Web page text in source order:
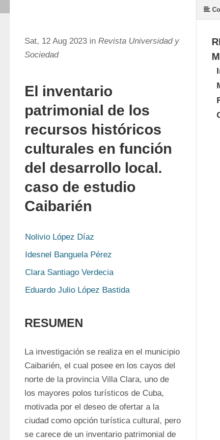
Sat, 12 Aug 2023 in Revista Universidad y
Sociedad
El inventario
patrimonial de los
recursos históricos
culturales en función
del desarrollo local.
caso de estudio
Caibarién
Nolivio López Díaz
Idesnel Banguela Pérez
Clara Santiago Verdecia
Eduardo Julio López Bastida
RESUMEN
La investigación se realiza en el municipio
Caibarién, el cual posee en los cayos del
norte de la provincia Villa Clara, uno de
los mayores polos turísticos de Cuba,
motivada por el deseo de ofertar a la
ciudad como opción turística cultural, pero
se carece de un inventario patrimonial de